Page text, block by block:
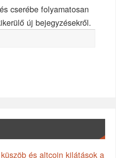
cserébe folyamatosan
új bejegyzésekről.
és altcoin kilátások a